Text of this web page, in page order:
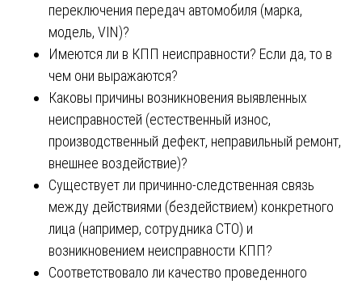
переключения передач автомобиля (марка,
модель, VIN)?
Имеются ли в КПП неисправности? Если да, то в
чем они выражаются?
Каковы причины возникновения выявленных
неисправностей (естественный износ,
производственный дефект, неправильный ремонт,
внешнее воздействие)?
Существует ли причинно-следственная связь
между действиями (бездействием) конкретного
лица (например, сотрудника СТО) и
возникновением неисправности КПП?
Соответствовало ли качество проведенного